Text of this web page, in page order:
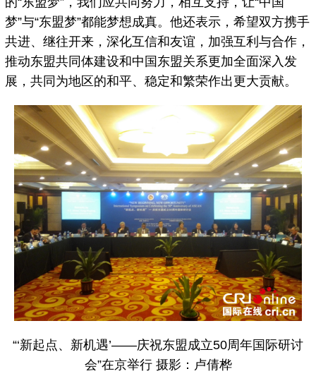
梦”与“东盟梦”都能梦想成真。他还表示，希望双方携手
共进、继往开来，深化互信和友谊，加强互利与合作，
推动东盟共同体建设和中国东盟关系更加全面深入发
展，共同为地区的和平、稳定和繁荣作出更大贡献。
“‘新起点、新机遇’——庆祝东盟成立50周年国际研讨
会”在京举行 摄影：卢倩桦